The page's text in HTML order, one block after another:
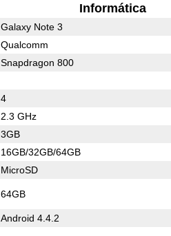
Informática
Galaxy Note 3
Qualcomm
Snapdragon 800
4
2.3 GHz
3GB
16GB/32GB/64GB
MicroSD
64GB
Android 4.4.2